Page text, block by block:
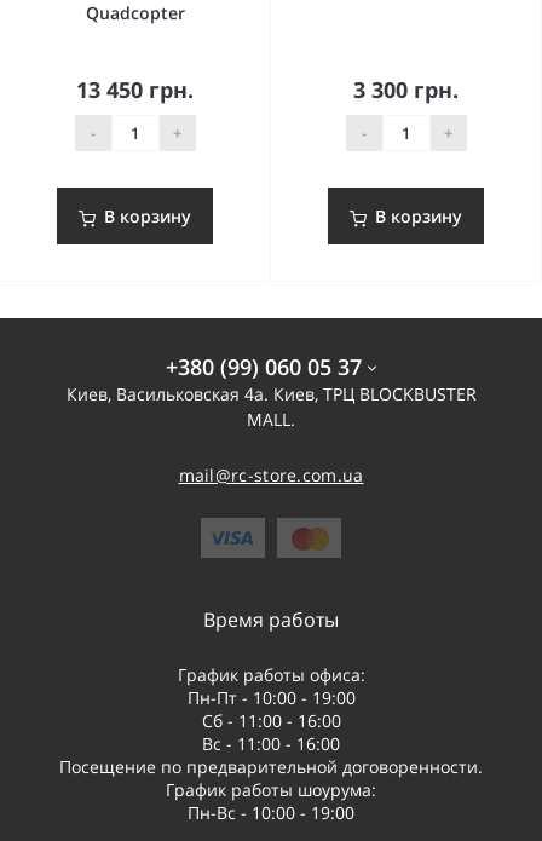
Quadcopter
13 450 грн.
- +
В корзину
3 300 грн.
- +
В корзину
+380 (99) 060 05 37
Киев, Васильковская 4а. Киев, ТРЦ BLOCKBUSTER
MALL.
mail@rc-store.com.ua
Время работы
График работы офиса:
Пн-Пт - 10:00 - 19:00
Сб - 11:00 - 16:00
Вс - 11:00 - 16:00
Посещение по предварительной договоренности.
График работы шоурума:
Пн-Вс - 10:00 - 19:00